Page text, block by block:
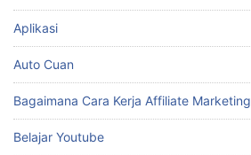
Aplikasi
Auto Cuan
Bagaimana Cara Kerja Affiliate Marketing
Belajar Youtube